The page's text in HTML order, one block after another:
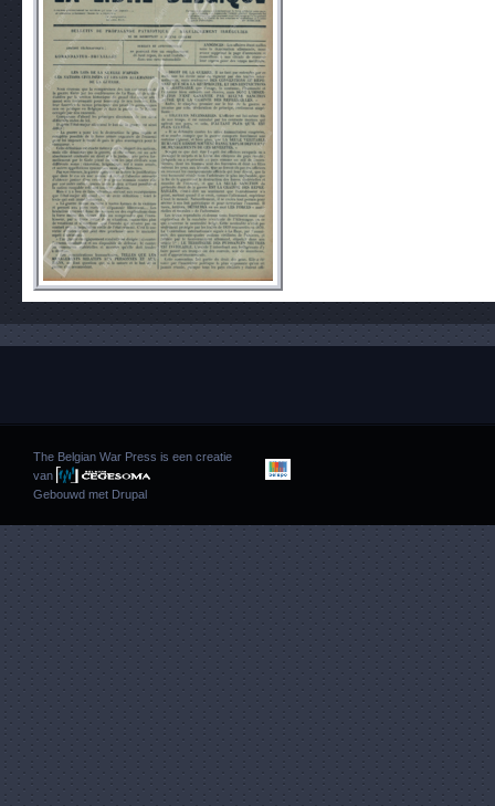
The Belgian War Press is een creatie
van
Gebouwd met Drupal